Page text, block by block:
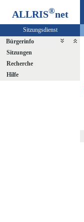
ALLRIS®net
Sitzungsdienst
Bürgerinfo
Sitzungen
Recherche
Hilfe